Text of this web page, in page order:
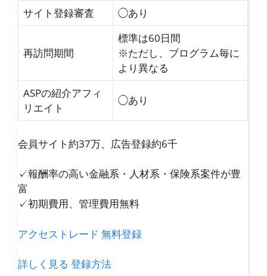
サイト登録審査
◯あり
再訪問期間
標準は60日間
※ただし、プログラム毎に
より異なる
ASPの紹介アフィ
リエイト
◯あり
会員サイト約37万、広告登録約6千
✓報酬率の高い金融系・人材系・保険系案件が豊
富
✓初期費用、管理費用無料
アクセストレード 無料登録
詳しく見る 登録方法